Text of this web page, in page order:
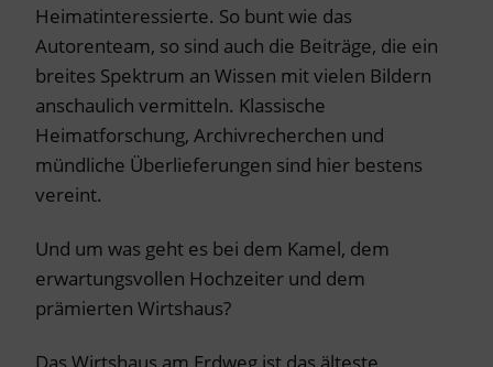
Heimatinteressierte. So bunt wie das
Autorenteam, so sind auch die Beiträge, die ein
breites Spektrum an Wissen mit vielen Bildern
anschaulich vermitteln. Klassische
Heimatforschung, Archivrecherchen und
mündliche Überlieferungen sind hier bestens
vereint.
Und um was geht es bei dem Kamel, dem
erwartungsvollen Hochzeiter und dem
prämierten Wirtshaus?